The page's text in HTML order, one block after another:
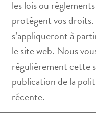
les lois ou
protègent vos
s’appliqueront à
le site web. Nous
régulièrement cette
publication de la
récente.